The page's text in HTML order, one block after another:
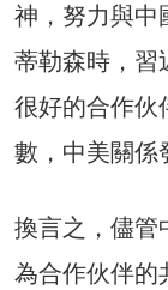
神，努力與中
蒂勒森時，習
很好的合作伙
數，中美關係
換言之，儘管
為合作伙伴的